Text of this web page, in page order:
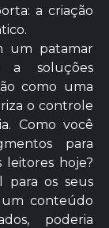
a criação
um patamar
a soluções
como uma
o controle
Como você
para
leitores hoje?
para os seus
um conteúdo
poderia